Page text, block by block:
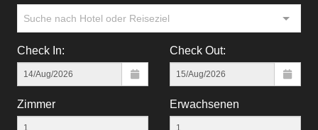
Suche nach Hotel oder Reiseziel
Check In: Check Out:
Zimmer Erwachsenen